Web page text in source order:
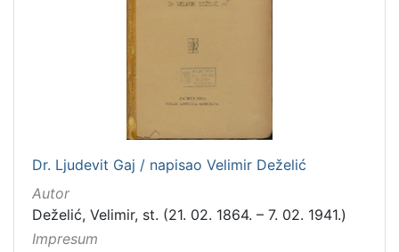
Dr. Ljudevit Gaj / napisao Velimir Deželić
Autor
Deželić, Velimir, st. (21. 02. 1864. – 7. 02. 1941.)
Impresum